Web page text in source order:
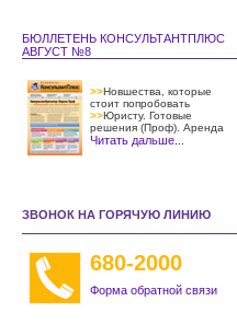
БЮЛЛЕТЕНЬ КОНСУЛЬТАНТПЛЮС
АВГУСТ №8
>>Новшества, которые
стоит попробовать
>>Юристу. Готовые
решения (Проф). Аренда
Читать дальше...
ЗВОНОК НА ГОРЯЧУЮ ЛИНИЮ
680-2000
Форма обратной связи